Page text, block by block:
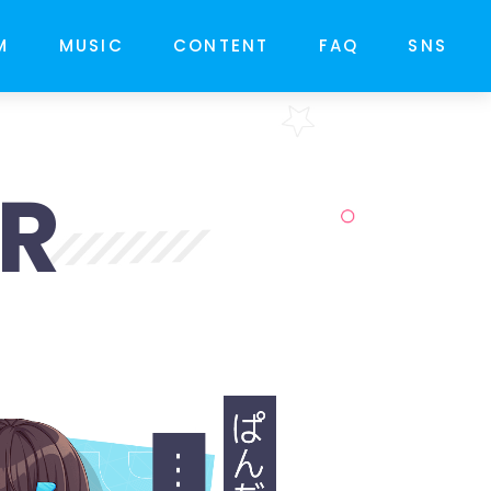
MUSIC CONTENT FAQ SNS